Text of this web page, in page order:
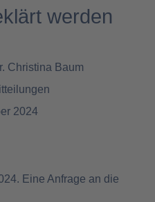
werden
Christina Baum
2024
Eine Anfrage an die